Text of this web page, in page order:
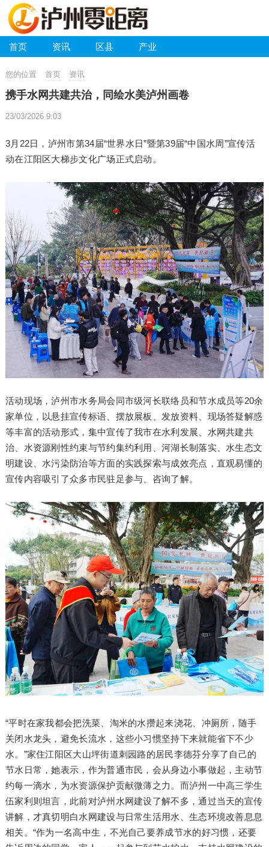
首页 资讯 区县 产业
您的位置 首页 资讯
携手水网共建共治，同绘水美泸州画卷
23/03/2026 9:03
3月22日，泸州市第34届“世界水日”暨第39届“中国水周”宣传活
动在江阳区大梯步文化广场正式启动。
活动现场，泸州市水务局会同市级河长联络员和节水成员等20余
家单位，以悬挂宣传标语、摆放展板、发放资料、现场答疑解惑
等丰富的活动形式，集中宣传了我市在水利发展、水网共建共
治、水资源刚性约束与节约集约利用、河湖长制落实、水生态文
明建设、水污染防治等方面的实践探索与成效亮点，直观易懂的
宣传内容吸引了众多市民驻足参与、咨询了解。
“平时在家我都会把洗菜、淘米的水攒起来浇花、冲厕所，随手
关闭水龙头，避免长流水，这些小习惯坚持下来就能省下不少
水。”家住江阳区大山坪街道刺园路的居民李德芬分享了自己的
节水日常，她表示，作为普通市民，会从身边小事做起，主动节
约每一滴水，为水资源保护贡献微薄之力。而泸州一中高三学生
伍家利则坦言，此前对泸州水网建设了解不多，通过当天的宣传
讲解，才真切明白水网建设与日常生活用水、生态环境改善息息
相关。“作为一名高中生，不光自己要养成节水的好习惯，还要